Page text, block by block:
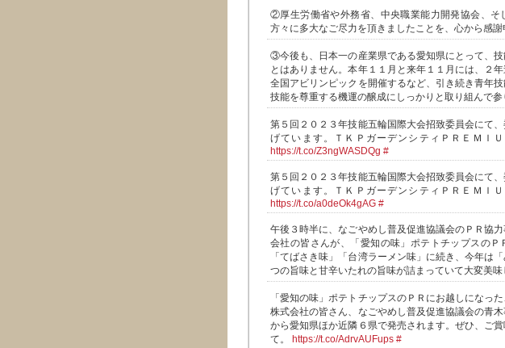
②厚生労働省や外務省、中央職業能力開発協会、そ
方々に多大なご尽力を頂きましたことを、心から感謝
③今後も、日本一の産業県である愛知県にとって、
とはありません。本年１１月と来年１１月には、２
全国アビリンピックを開催するなど、引き続き青年技
技能を尊重する機運の醸成にしっかりと取り組んで参
第５回２０２３年技能五輪国際大会招致委員会にて
げています。ＴＫＰガーデンシティＰＲＥＭＩＵ
https://t.co/Z3ngWASDQg #
第５回２０２３年技能五輪国際大会招致委員会にて
げています。ＴＫＰガーデンシティＰＲＥＭＩＵ
https://t.co/a0deOk4gAG #
午後３時半に、なごやめし普及促進協議会のＰＲ協
会社の皆さんが、「愛知の味」ポテトチップスのＰ
「てばさき味」「台湾ラーメン味」に続き、今年は
つの旨味と甘辛いたれの旨味が詰まっていて大変美味
「愛知の味」ポテトチップスのＰＲにお越しになっ
株式会社の皆さん、なごやめし普及促進協議会の青
から愛知県ほか近隣６県で発売されます。ぜひ、ご
て。
https://t.co/AdrvAUFups #